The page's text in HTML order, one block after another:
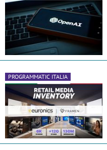
PROGRAMMATIC ITALIA